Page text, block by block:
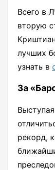
Всего в
вторую
лучших
узнать в
За
рекорд,